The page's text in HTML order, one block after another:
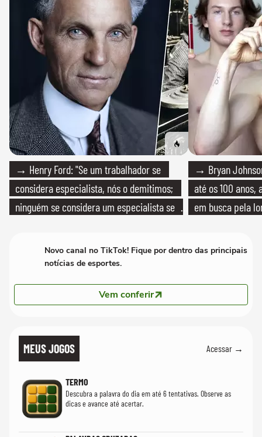
→ Henry Ford: "Se um trabalhador se
considera especialista, nós o demitimos;
ninguém se considera um especialista se
→ Bryan
até os 100
em busca pela
Novo canal no TikTok! Fique por dentro das principais
notícias de esportes.
Vem conferir
MEUS JOGOS Acessar →
TERMO
Descubra a palavra do dia em até 6 tentativas. Observe as
dicas e avance até acertar.